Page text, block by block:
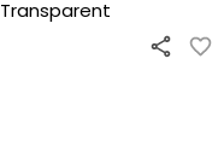
Transparent